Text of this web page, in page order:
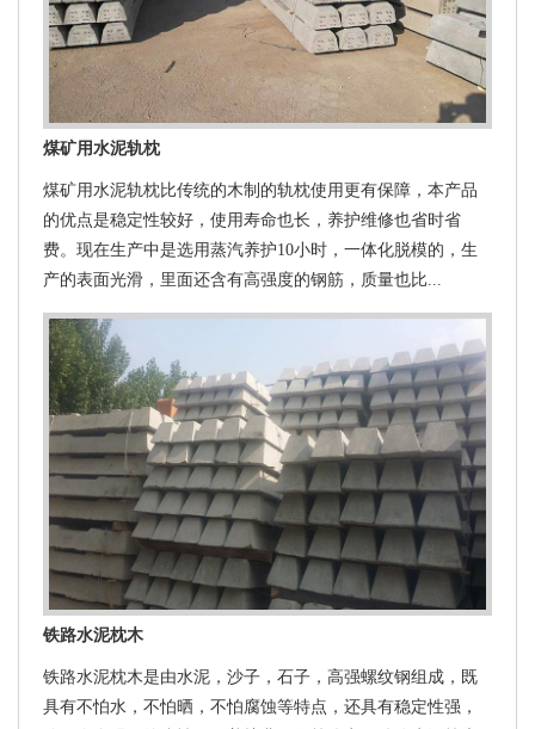
煤矿用水泥轨枕
煤矿用水泥轨枕比传统的木制的轨枕使用更有保障，本产品
的优点是稳定性较好，使用寿命也长，养护维修也省时省
费。现在生产中是选用蒸汽养护10小时，一体化脱模的，生
产的表面光滑，里面还含有高强度的钢筋，质量也比...
铁路水泥枕木
铁路水泥枕木是由水泥，沙子，石子，高强螺纹钢组成，既
具有不怕水，不怕晒，不怕腐蚀等特点，还具有稳定性强，